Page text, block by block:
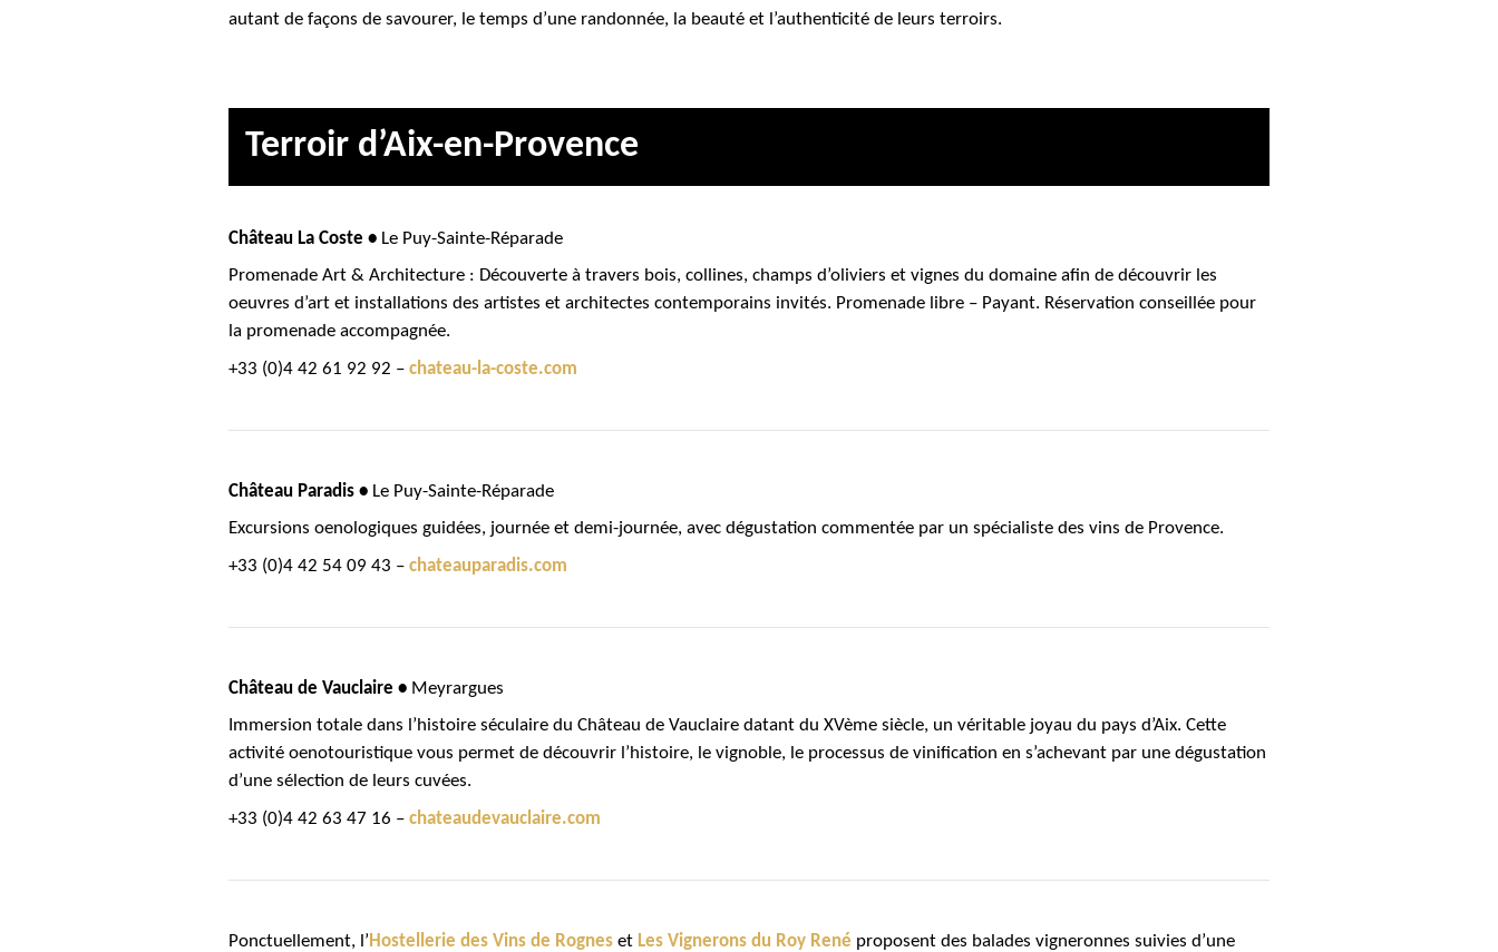
autant de façons de savourer, le temps d’une randonnée, la beauté et l’authenticité de leurs terroirs.
Terroir d’Aix-en-Provence
Château La Coste • Le Puy-Sainte-Réparade
Promenade Art & Architecture : Découverte à travers bois, collines, champs d’oliviers et vignes du domaine afin de découvrir les
oeuvres d’art et installations des artistes et architectes contemporains invités. Promenade libre – Payant. Réservation conseillée pour
la promenade accompagnée.
+33 (0)4 42 61 92 92 – chateau-la-coste.com
Château Paradis • Le Puy-Sainte-Réparade
Excursions oenologiques guidées, journée et demi-journée, avec dégustation commentée par un spécialiste des vins de Provence.
+33 (0)4 42 54 09 43 – chateauparadis.com
Château de Vauclaire • Meyrargues
Immersion totale dans l’histoire séculaire du Château de Vauclaire datant du XVème siècle, un véritable joyau du pays d’Aix. Cette
activité oenotouristique vous permet de découvrir l’histoire, le vignoble, le processus de vinification en s’achevant par une dégustation
d’une sélection de leurs cuvées.
+33 (0)4 42 63 47 16 – chateaudevauclaire.com
Ponctuellement, l’ Hostellerie des Vins de Rogneset Les Vignerons du Roy René proposent des balades vigneronnes suivies d’une